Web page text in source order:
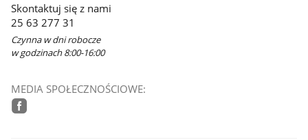
nowym
Skontaktuj się z nami
25 63 277 31
Czynna w dni robocze
w godzinach 8:00-16:00
MEDIA SPOŁECZNOŚCIOWE: